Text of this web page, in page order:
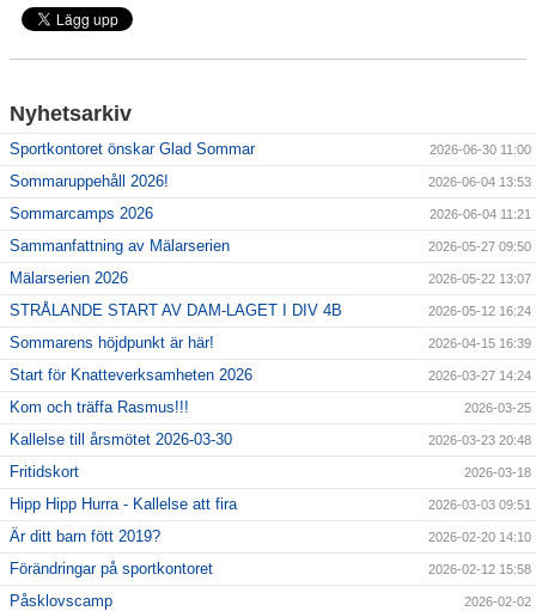
Nyhetsarkiv
Sportkontoret önskar Glad Sommar 2026-06-30 11:00
Sommaruppehåll 2026! 2026-06-04 13:53
Sommarcamps 2026 2026-06-04 11:21
Sammanfattning av Mälarserien 2026-05-27 09:50
Mälarserien 2026 2026-05-22 13:07
STRÅLANDE START AV DAM-LAGET I DIV 4B 2026-05-12 16:24
Sommarens höjdpunkt är här! 2026-04-15 16:39
Start för Knatteverksamheten 2026 2026-03-27 14:24
Kom och träffa Rasmus!!! 2026-03-25
Kallelse till årsmötet 2026-03-30 2026-03-23 20:48
Fritidskort 2026-03-18
Hipp Hipp Hurra - Kallelse att fira 2026-03-03 09:51
Är ditt barn fött 2019? 2026-02-20 14:10
Förändringar på sportkontoret 2026-02-12 15:58
Påsklovscamp 2026-02-02